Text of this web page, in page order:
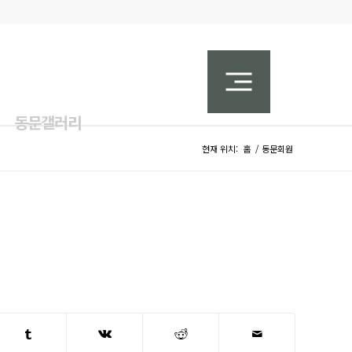
동문갤러리
현재 위치: 홈 / 동문회원